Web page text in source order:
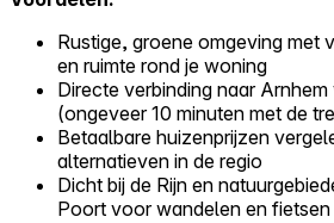
Rustige, groene omgeving met
en ruimte rond je woning
Directe verbinding naar
(ongeveer 10 minuten met de
Betaalbare huizenprijzen
alternatieven in de regio
Dicht bij de Rijn en
Poort voor wandelen en fietsen